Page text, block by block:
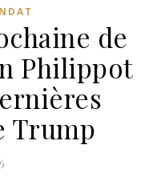
de
Philippot
Trump